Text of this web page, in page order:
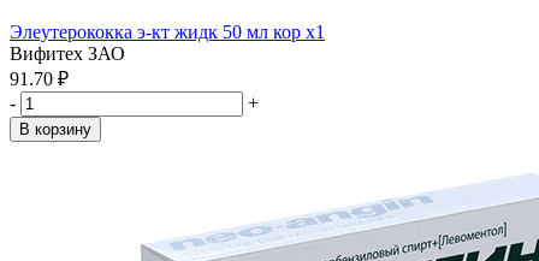
Элеутерококка э-кт жидк 50 мл кор x1
Вифитех ЗАО
91.70 ₽
-
+
В корзину